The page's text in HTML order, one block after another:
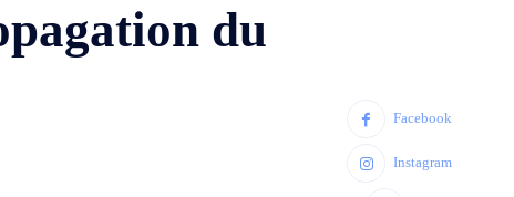
du
Facebook
Instagram